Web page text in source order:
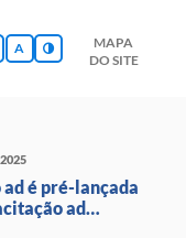
A
MAPA
DO SITE
é pré-lançada
ad